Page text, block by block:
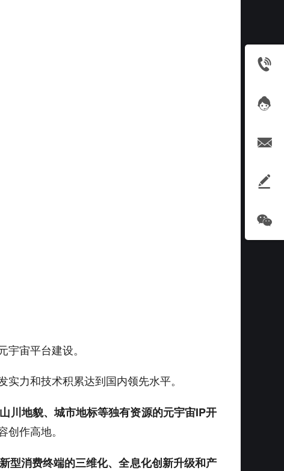
宙平台建设。
力和技术积累达到国内领先水平。
川地貌、城市地标等独有资源的元宇宙IP开
创作高地。
型消费终端的三维化、全息化创新升级和产